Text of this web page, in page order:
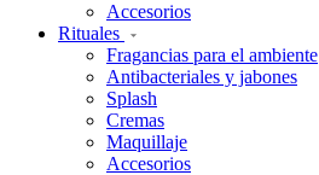
Accesorios
Rituales
Fragancias para el ambiente
Antibacteriales y jabones
Splash
Cremas
Maquillaje
Accesorios